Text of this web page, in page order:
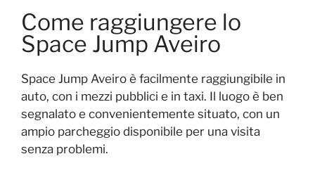
Come raggiungere lo
Space Jump Aveiro
Space Jump Aveiro è facilmente raggiungibile in
auto, con i mezzi pubblici e in taxi. Il luogo è ben
segnalato e convenientemente situato, con un
ampio parcheggio disponibile per una visita
senza problemi.